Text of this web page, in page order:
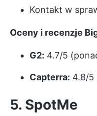
Kontakt w
Oceny i recenzje
G2: 4.7/5
Capterra: 4.8/5
5. SpotMe